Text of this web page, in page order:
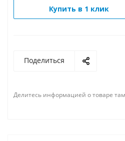
Купить в 1 клик
Поделиться
Делитесь информацией о товаре